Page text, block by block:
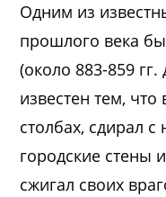
Одним из
прошлого века
(около 883-859
известен тем,
столбах, сдирал
городские стены
сжигал своих